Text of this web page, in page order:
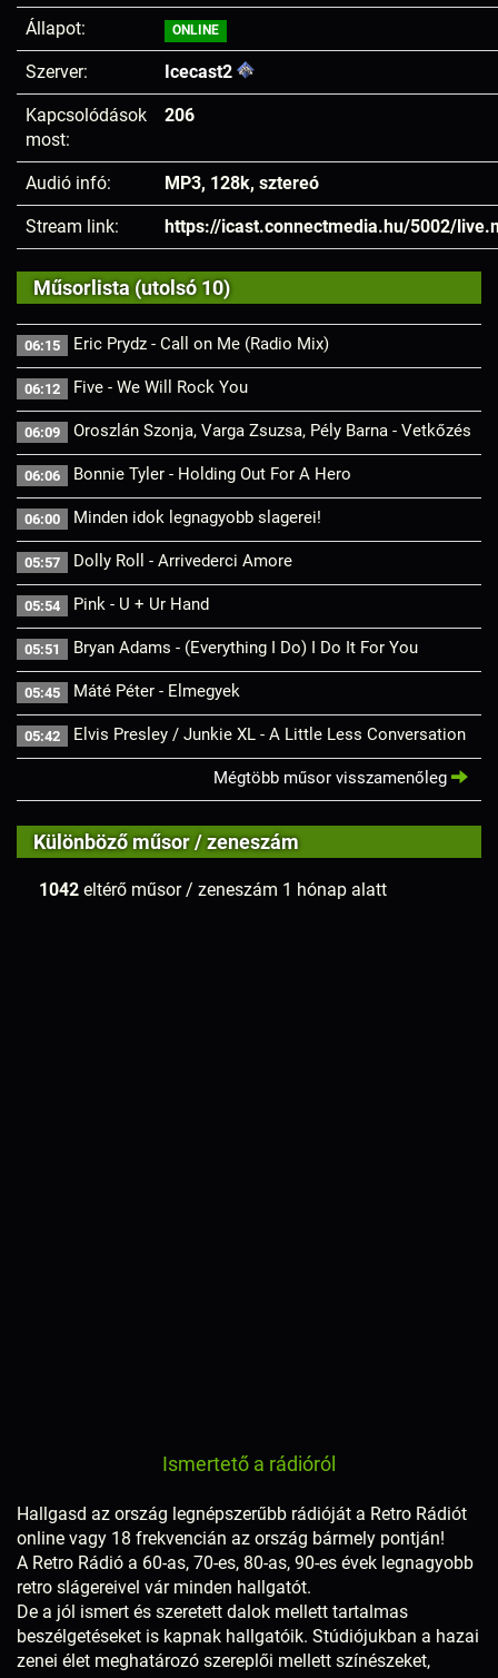
Állapot: ONLINE
Szerver: Icecast2
Kapcsolódások
most:
206
Audió infó: MP3, 128k, sztereó
Stream link: https://icast.connectmedia.hu/5002/
Műsorlista (utolsó 10)
06:15 Eric Prydz - Call on Me (Radio Mix)
06:12 Five - We Will Rock You
06:09 Oroszlán Szonja, Varga Zsuzsa, Pély Barna - Vetkőzés
06:06 Bonnie Tyler - Holding Out For A Hero
06:00 Minden idok legnagyobb slagerei!
05:57 Dolly Roll - Arrivederci Amore
05:54 Pink - U + Ur Hand
05:51 Bryan Adams - (Everything I Do) I Do It For You
05:45 Máté Péter - Elmegyek
05:42 Elvis Presley / Junkie XL - A Little Less Conversation
Mégtöbb műsor visszamenőleg
Különböző műsor / zeneszám
1042 eltérő műsor / zeneszám 1 hónap alatt
Ismertető a rádióról
Hallgasd az ország legnépszerűbb rádióját a Retro Rádiót
online vagy 18 frekvencián az ország bármely pontján!
A Retro Rádió a 60-as, 70-es, 80-as, 90-es évek legnagyobb
retro slágereivel vár minden hallgatót.
De a jól ismert és szeretett dalok mellett tartalmas
beszélgetéseket is kapnak hallgatóik. Stúdiójukban a hazai
zenei élet meghatározó szereplői mellett színészeket,